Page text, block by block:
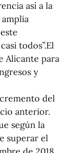
así a la
todos”.El
Alicante para
y
del
anterior.
según la
superar el